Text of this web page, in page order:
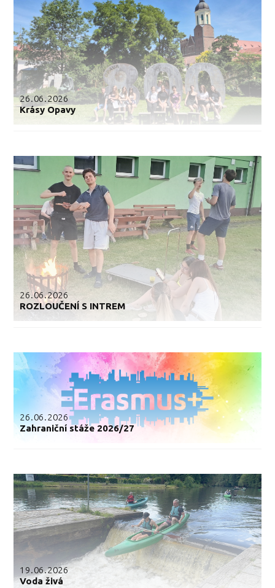
26.06.2026
Krásy Opavy
26.06.2026
ROZLOUČENÍ S INTREM
26.06.2026
Zahraniční stáže 2026/27
19.06.2026
Voda živá